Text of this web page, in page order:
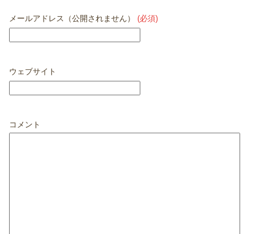
メールアドレス（公開されません） (必須)
ウェブサイト
コメント